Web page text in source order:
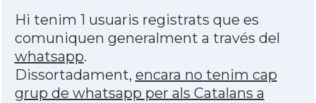
Hi tenim 1 usuaris registrats que es
comuniquen generalment a través del
whatsapp.
Dissortadament, encara no tenim cap
grup de whatsapp per als Catalans a